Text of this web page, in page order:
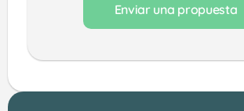
Enviar una propuesta